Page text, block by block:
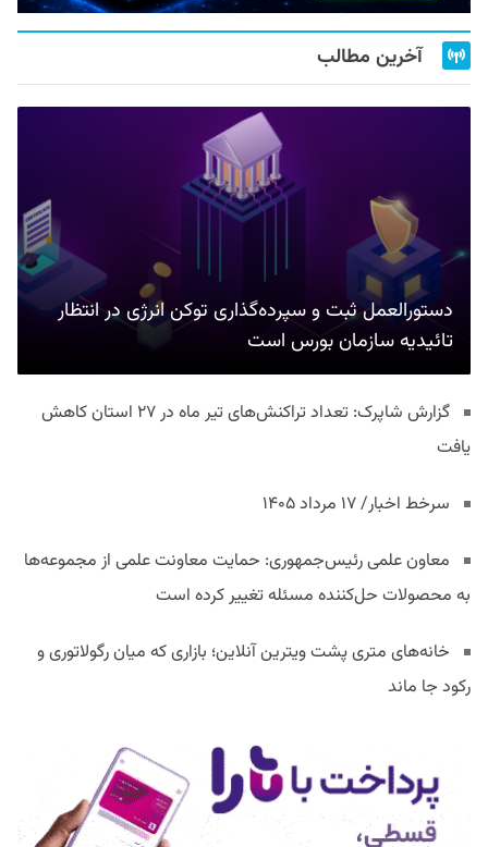
آخرین مطالب
دستورالعمل ثبت و سپرده‌گذاری توکن انرژی در انتظار
تائیدیه سازمان بورس است
گزارش شاپرک: تعداد تراکنش‌های تیر ماه در ۲۷ استان‌ کاهش
یافت
سرخط اخبار/ ۱۷ مرداد ۱۴۰۵
معاون علمی رئیس‌جمهوری: حمایت معاونت علمی از مجموعه‌ها
به محصولات حل‌کننده مسئله تغییر کرده است
خانه‌های متری پشت ویترین آنلاین؛ بازاری که میان رگولاتوری و
رکود جا ماند